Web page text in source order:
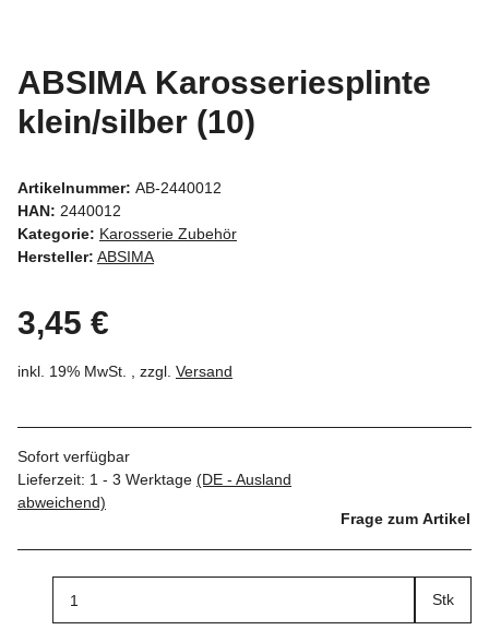
ABSIMA Karosseriesplinte
klein/silber (10)
Artikelnummer: AB-2440012
HAN: 2440012
Kategorie: Karosserie Zubehör
Hersteller: ABSIMA
3,45 €
inkl. 19% MwSt. , zzgl. Versand
Sofort verfügbar
Lieferzeit: 1 - 3 Werktage (DE - Ausland
abweichend)
Frage zum Artikel
Stk